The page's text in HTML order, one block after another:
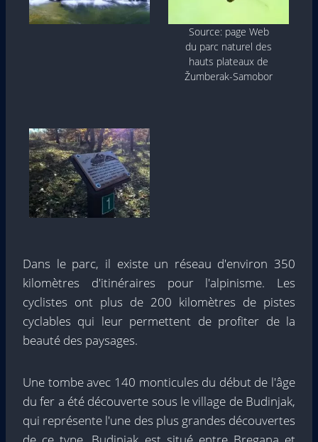
Source: page Web
du parc naturel des
hauts plateaux de
Žumberak-Samobor
Dans le parc, il existe un réseau d'environ 350
kilomètres d'itinéraires pour l'alpinisme. Les
cyclistes ont plus de 200 kilomètres de pistes
cyclables qui leur permettent de profiter de la
beauté des paysages.
Une tombe avec 140 monticules du début de l'âge
du fer a été découverte sous le village de Budinjak,
qui représente l'une des plus grandes découvertes